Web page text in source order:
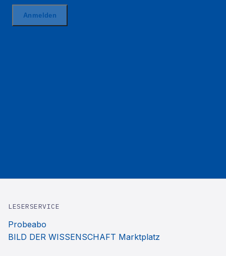
LESERSERVICE
Probeabo
BILD DER WISSENSCHAFT Marktplatz